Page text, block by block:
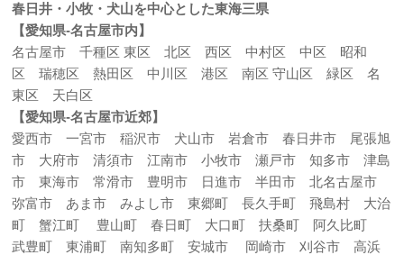
春日井・小牧・犬山を中心とした東海三県
【愛知県-名古屋市内】
名古屋市 千種区 東区 北区 西区 中村区 中区 昭和
区 瑞穂区 熱田区 中川区 港区 南区 守山区 緑区 名
東区 天白区
【愛知県-名古屋市近郊】
愛西市 一宮市 稲沢市 犬山市 岩倉市 春日井市 尾張旭
市 大府市 清須市 江南市 小牧市 瀬戸市 知多市 津島
市 東海市 常滑市 豊明市 日進市 半田市 北名古屋市
弥富市 あま市 みよし市 東郷町 長久手町 飛島村 大治
町 蟹江町 豊山町 春日町 大口町 扶桑町 阿久比町
武豊町 東浦町 南知多町 安城市 岡崎市 刈谷市 高浜